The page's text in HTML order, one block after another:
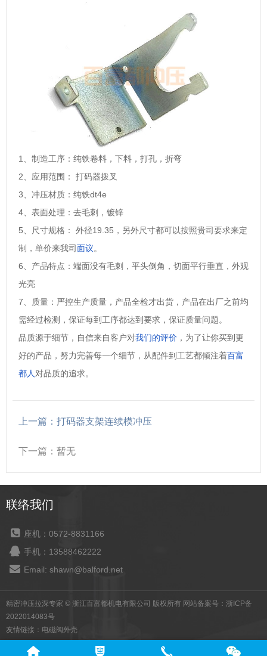
1、制造工序：纯铁卷料，下料，打孔，折弯
2、应用范围： 打码器拨叉
3、冲压材质：纯铁dt4e
4、表面处理：去毛刺，镀锌
5、尺寸规格： 外径19.35，另外尺寸都可以按照贵司要求来定
制，单价来我司面议。
6、产品特点：端面没有毛刺，平头倒角，切面平行垂直，外观
光亮
7、质量：严控生产质量，产品全检才出货，产品在出厂之前均
需经过检测，保证每到工序都达到要求，保证质量问题。
品质源于细节，自信来自客户对我们的评价 ，为了让你买到更
好的产品，努力完善每一个细节，从配件到工艺都倾注着百富
都人 对品质的追求。
上一篇：打码器支架连续模冲压
下一篇：暂无
联络我们
座机：0572-8831166
手机：13588462222
Email: shawn@balford.net
精密冲压拉深专家 © 浙江百富都机电有限公司 版权所有 网站备案号： 浙ICP备
2022014083号
友情链接： 电磁阀外壳